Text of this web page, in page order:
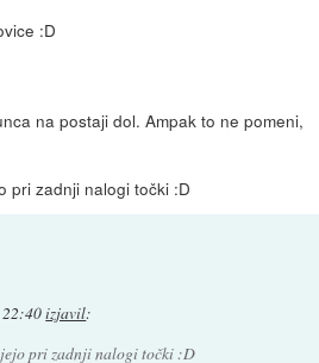
:D
na postaji dol. Ampak to ne pomeni,
pri zadnji nalogi točki :D
izjavil:
pri zadnji nalogi točki :D